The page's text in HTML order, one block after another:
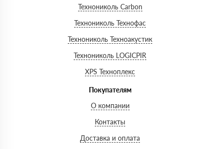
Технониколь Carbon
Технониколь Технофас
Технониколь Техноакустик
Технониколь LOGICPIR
XPS Техноплекс
Покупателям
О компании
Контакты
Доставка и оплата